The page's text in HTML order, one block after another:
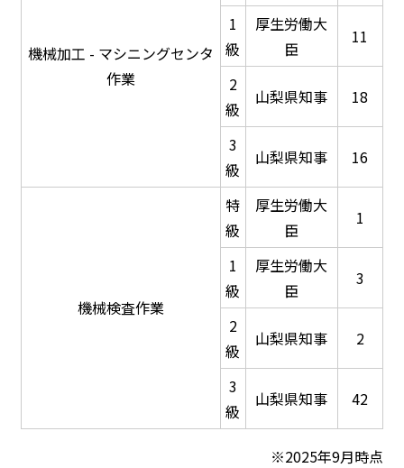
機械加工 - マシニングセンタ
作業
1
級
厚生労働大
臣
11
2
級
山梨県知事 18
3
級
山梨県知事 16
機械検査作業
特
級
厚生労働大
臣
1
1
級
厚生労働大
臣
3
2
級
山梨県知事 2
3
級
山梨県知事 42
※2025年9月時点